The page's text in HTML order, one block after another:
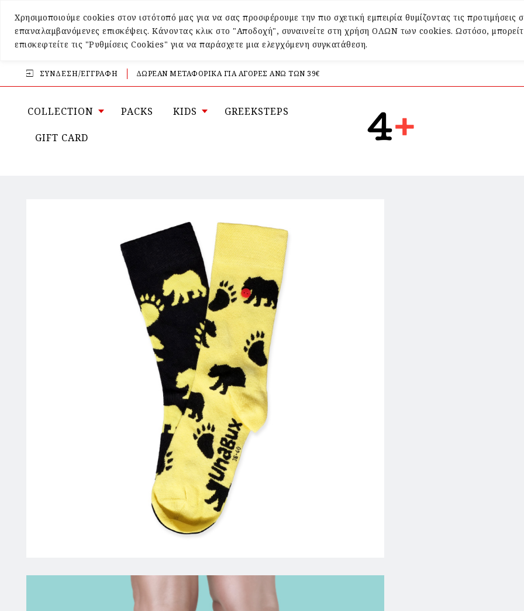
Χρησιμοποιούμε cookies στον ιστότοπό μας για να σας προσφέρουμε την πιο σχετική εμπειρία θυμίζοντας τις προτιμήσεις
επαναλαμβανόμενες επισκέψεις. Κάνοντας κλικ στο "Αποδοχή", συναινείτε στη χρήση ΟΛΩΝ των cookies. Ωστόσο,
επισκεφτείτε τις "Ρυθμίσεις Cookies" για να παράσχετε μια ελεγχόμενη συγκατάθεση.
ΣΎΝΔΕΣΗ/ΕΓΓΡΑΦΉ ΔΩΡΕΑΝ ΜΕΤΑΦΟΡΙΚΑ ΓΙΑ ΑΓΟΡΕΣ ΑΝΩ ΤΩΝ 39€
COLLECTION PACKS KIDS GREEKSTEPS
GIFT CARD